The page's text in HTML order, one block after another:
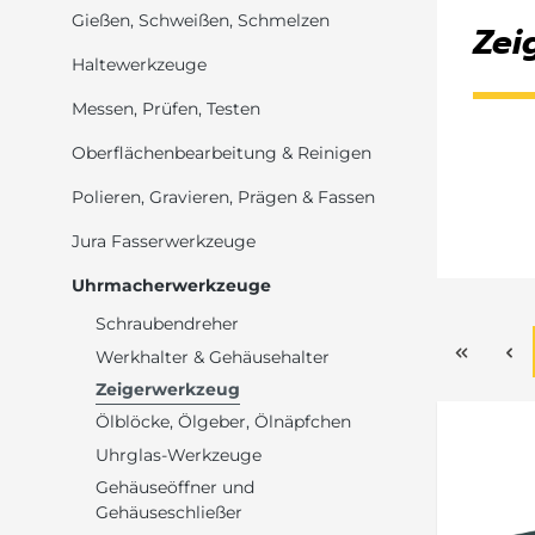
Gießen, Schweißen, Schmelzen
Haltewerkzeuge
Messen, Prüfen, Testen
Oberflächenbearbeitung & Reinigen
Polieren, Gravieren, Prägen & Fassen
Jura Fasserwerkzeuge
Uhrmacherwerkzeuge
Schraubendreher
Werkhalter & Gehäusehalter
Zeigerwerkzeug
Ölblöcke, Ölgeber, Ölnäpfchen
Uhrglas-Werkzeuge
Gehäuseöffner und
Gehäuseschließer